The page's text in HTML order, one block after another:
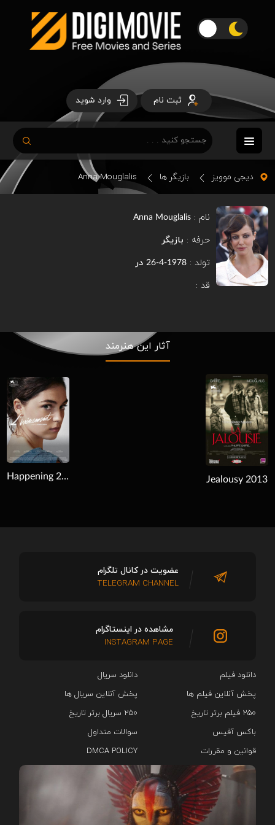
ثبت نام وارد شوید
دیجی موویز بازیگر ها Anna Mouglalis
نام : Anna Mouglalis
حرفه : بازیگر
تولد : 1978-4-26
در
قد :
آثار این هنرمند
Jealousy 2013
Happening 2021
دانلود فیلم
دانلود سریال‌
پخش آنلاین فیلم ها
پخش آنلاین سریال ها
۲۵۰ فیلم برتر تاریخ
۲۵۰ سریال برتر تاریخ
باکس آفیس
سوالات متداول
قوانین و مقررات
DMCA POLICY
عضویت در کانال تلگرام
TELEGRAM CHANNEL
مشاهده در اینستاگرام
INSTAGRAM PAGE